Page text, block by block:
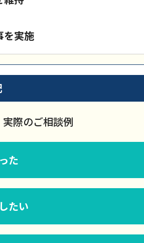
を実施
実際のご相談例
た
たい